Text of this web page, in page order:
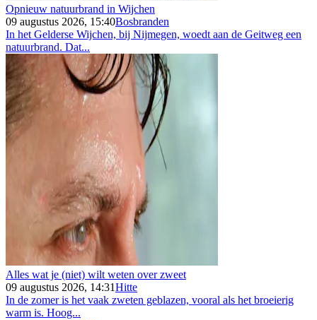
Opnieuw natuurbrand in Wijchen
09 augustus 2026, 15:40Bosbranden
In het Gelderse Wijchen, bij Nijmegen, woedt aan de Geitweg een
natuurbrand. Dat...
Alles wat je (niet) wilt weten over zweet
09 augustus 2026, 14:31Hitte
In de zomer is het vaak zweten geblazen, vooral als het broeierig
warm is. Hoog...